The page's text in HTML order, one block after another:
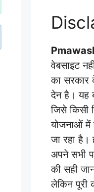
वेबसाइट
का सरकार
देन है। यह
जिसे किसी
योजनाओं में
जा रहा है।
अपने सभी
की सही
लेकिन पूरी